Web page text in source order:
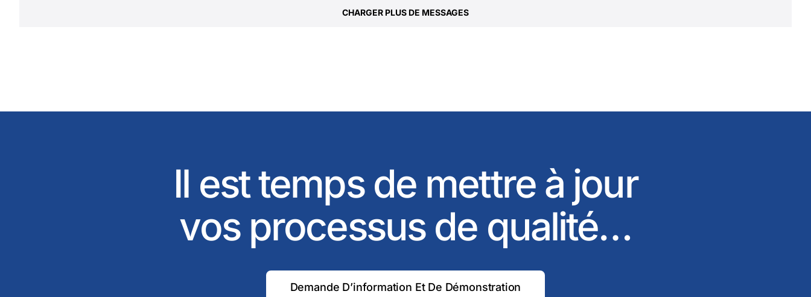
CHARGER PLUS DE MESSAGES
Il est temps de mettre à jour
vos processus de qualité…
Demande D’information Et De Démonstration